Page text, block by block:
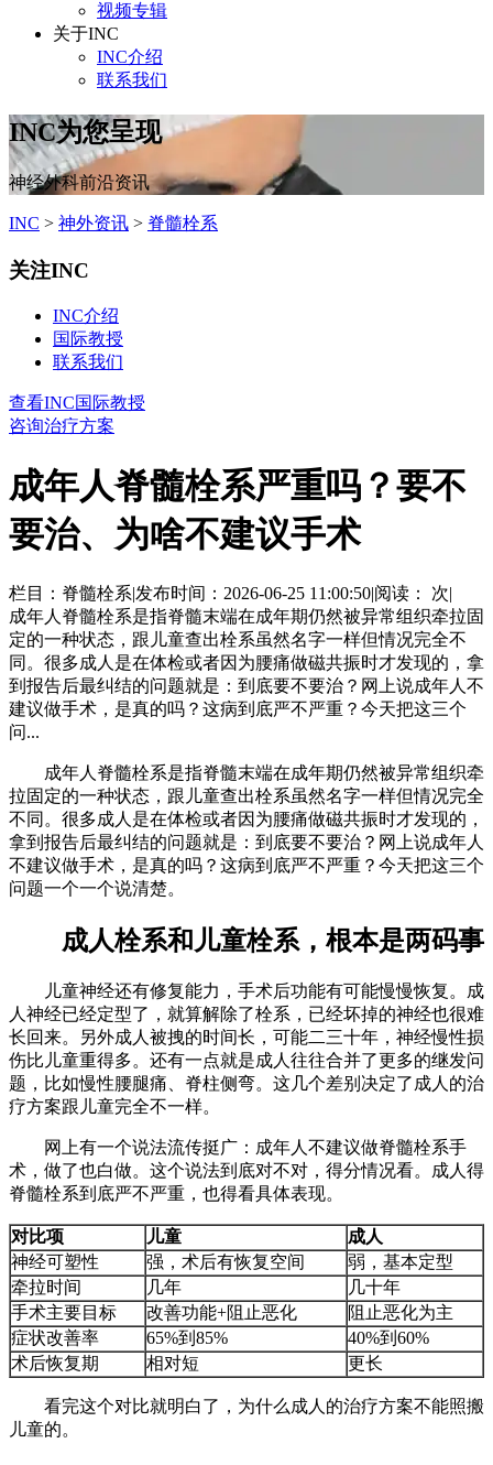
视频专辑
关于INC
INC介绍
联系我们
INC为您呈现
神经外科前沿资讯
INC > 神外资讯 > 脊髓栓系
关注INC
INC介绍
国际教授
联系我们
查看INC国际教授
咨询治疗方案
成年人脊髓栓系严重吗？要不
要治、为啥不建议手术
栏目：脊髓栓系|发布时间：2026-06-25 11:00:50|阅读： 次|
成年人脊髓栓系是指脊髓末端在成年期仍然被异常组织牵拉固
定的一种状态，跟儿童查出栓系虽然名字一样但情况完全不
同。很多成人是在体检或者因为腰痛做磁共振时才发现的，拿
到报告后最纠结的问题就是：到底要不要治？网上说成年人不
建议做手术，是真的吗？这病到底严不严重？今天把这三个
问...
成年人脊髓栓系是指脊髓末端在成年期仍然被异常组织牵
拉固定的一种状态，跟儿童查出栓系虽然名字一样但情况完全
不同。很多成人是在体检或者因为腰痛做磁共振时才发现的，
拿到报告后最纠结的问题就是：到底要不要治？网上说成年人
不建议做手术，是真的吗？这病到底严不严重？今天把这三个
问题一个一个说清楚。
成人栓系和儿童栓系，根本是两码事
儿童神经还有修复能力，手术后功能有可能慢慢恢复。成
人神经已经定型了，就算解除了栓系，已经坏掉的神经也很难
长回来。另外成人被拽的时间长，可能二三十年，神经慢性损
伤比儿童重得多。还有一点就是成人往往合并了更多的继发问
题，比如慢性腰腿痛、脊柱侧弯。这几个差别决定了成人的治
疗方案跟儿童完全不一样。
网上有一个说法流传挺广：成年人不建议做脊髓栓系手
术，做了也白做。这个说法到底对不对，得分情况看。成人得
脊髓栓系到底严不严重，也得看具体表现。
对比项 儿童
成人
神经可塑性
强，术后有恢复空间
弱，基本定型
牵拉时间
几年
几十年
手术主要目标
改善功能+阻止恶化
阻止恶化为主
症状改善率
65%到85%
40%到60%
术后恢复期
相对短 更长
看完这个对比就明白了，为什么成人的治疗方案不能照搬
儿童的。